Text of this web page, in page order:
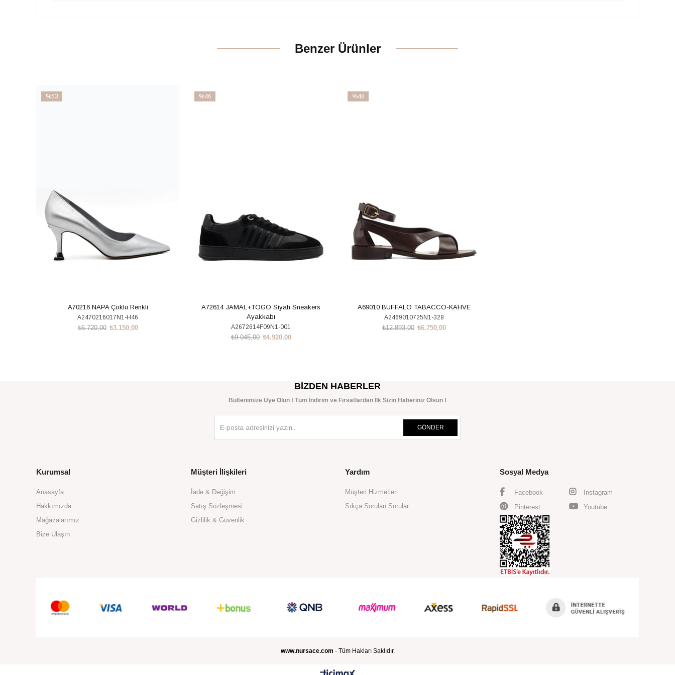
Benzer Ürünler
%53
A70216 NAPA Çoklu Renkli
A2470216017N1-H46
₺3.150,00
₺6.720,00
%46
A72614 JAMAL+TOGO Siyah Sneakers
Ayakkabı
A2672614F09N1-001
₺4.920,00
₺9.045,00
%48
A69010 BUFFALO TABACCO-KAHVE
A2469010725N1-328
₺6.750,00
₺12.893,00
BIZDEN HABERLER
Bültenimize Üye Olun ! Tüm İndirim ve Fırsatlardan İlk Sizin Haberiniz Olsun !
GÖNDER
Kurumsal
Anasayfa
Hakkımızda
Mağazalarımız
Bize Ulaşın
Müşteri İlişkileri
İade & Değişim
Satış Sözleşmesi
Gizlilik & Güvenlik
Yardım
Müşteri Hizmetleri
Sıkça Sorulan Sorular
Sosyal Medya
Facebook
Instagram
Pinterest
Youtube
www.nursace.com - Tüm Hakları Saklıdır.